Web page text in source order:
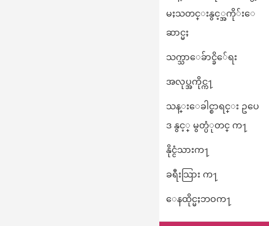
မႈသတင္းနွင့္အကို်းေ
ဆာင္မႈ
သက္သာေခ်ာင္ခိ်ေရး
အလုပ္အကိုင္က႑
သန္းေခါင္စာရင္း ဥပေ
ဒ နွင့္ မွတ္ပံုတင္ က႑
နိုင္ငံသားက႑
ခရီးသြား က႑
ေနထိုင္မႈဘဝက႑